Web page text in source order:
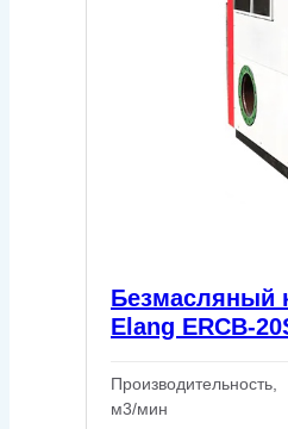
Безмасляный
Elang ERCB-
Производительность,
м3/мин